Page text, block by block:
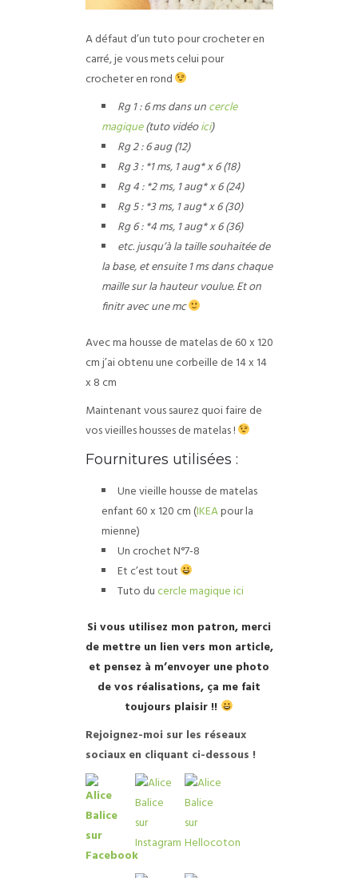
A défaut d’un tuto pour crocheter en
carré, je vous mets celui pour
crocheter en rond
Rg 1 : 6 ms dans uncercle
magique(tuto vidéoici)
Rg 2 : 6 aug (12)
Rg 3 : *1 ms, 1 aug* x 6 (18)
Rg 4 : *2 ms, 1 aug* x 6 (24)
Rg 5 : *3 ms, 1 aug* x 6 (30)
Rg 6 : *4 ms, 1 aug* x 6 (36)
etc. jusqu’à la taille souhaitée de
la base, et ensuite 1 ms dans chaque
maille sur la hauteur voulue. Et on
finitr avec une mc
Avec ma housse de matelas de 60 x 120
cm j’ai obtenu une corbeille de 14 x 14
x 8 cm
Maintenant vous saurez quoi faire de
vos vieilles housses de matelas !
Fournitures utilisées :
Une vieille housse de matelas
enfant 60 x 120 cm (IKEApour la
mienne)
Un crochet N°7-8
Et c’est tout
Tuto du cercle magique ici
Si vous utilisez mon patron, merci
de mettre un lien vers mon article,
et pensez à m’envoyer une photo
de vos réalisations, ça me fait
toujours plaisir !!
Rejoignez-moi sur les réseaux
sociaux en cliquant ci-dessous !